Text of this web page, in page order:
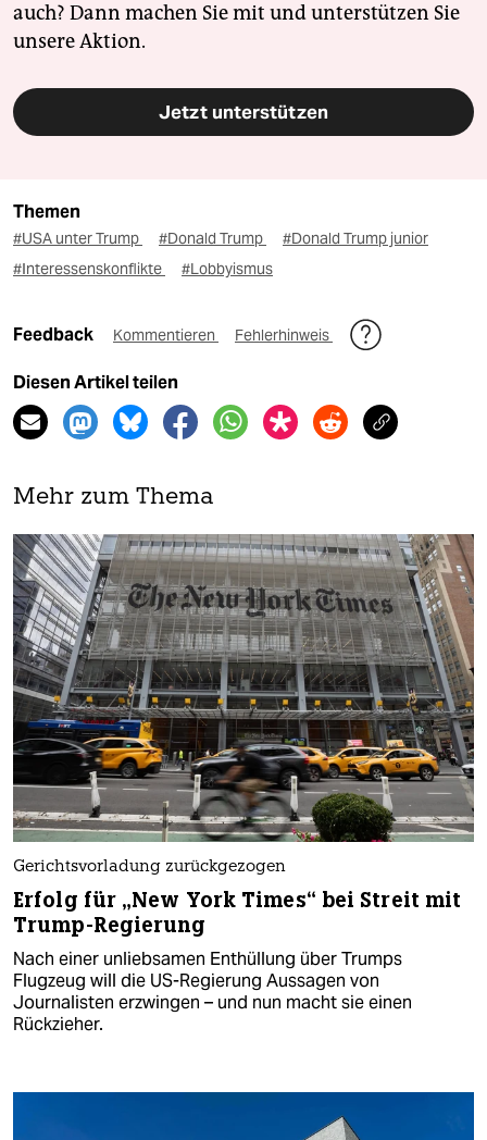
auch? Dann machen Sie mit und unterstützen Sie
unsere Aktion.
Jetzt unterstützen
Themen
#USA unter Trump #Donald Trump
#Donald Trump junior
#Interessenskonflikte
#Lobbyismus
Feedback Kommentieren Fehlerhinweis
Diesen Artikel teilen
Mehr zum Thema
Gerichtsvorladung zurückgezogen
Erfolg für „New York Times“ bei Streit mit
Trump-Regierung
Nach einer unliebsamen Enthüllung über Trumps
Flugzeug will die US-Regierung Aussagen von
Journalisten erzwingen – und nun macht sie einen
Rückzieher.